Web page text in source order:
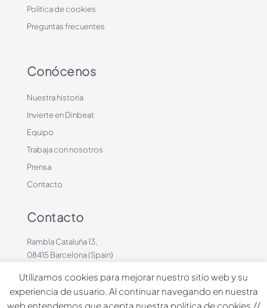
Política de cookies
Preguntas frecuentes
Conócenos
Nuestra historia
Invierte en Dinbeat
Equipo
Trabaja con nosotros
Prensa
Contacto
Contacto
Rambla Cataluña 13,
08415 Barcelona (Spain)
contacto@dinbeat.com
Utilizamos cookies para mejorar nuestro sitio web y su
experiencia de usuario. Al continuar navegando en nuestra
web entendemos que acepta nuestra política de cookies.//